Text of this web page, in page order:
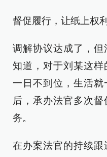
督促履行，让纸上权
调解协议达成了，
知道，对于刘某这
一日不到位，生活
后，承办法官多次
务。
在办案法官的持续